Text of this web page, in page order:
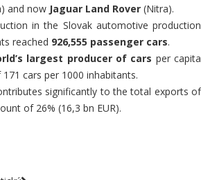
and now Jaguar Land Rover (Nitra).
in the Slovak automotive production
reached 926,555 passenger cars.
largest producer of cars per capita
cars per 1000 inhabitants.
significantly to the total exports of
of 26% (16,3 bn EUR).